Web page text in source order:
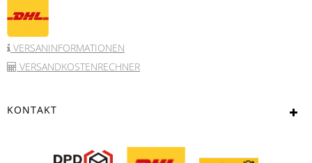
VERSANINFORMATIONEN
VERSANDKOSTENRECHNER
KONTAKT